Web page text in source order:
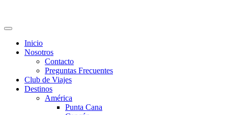
Inicio
Nosotros
Contacto
Preguntas Frecuentes
Club de Viajes
Destinos
América
Punta Cana